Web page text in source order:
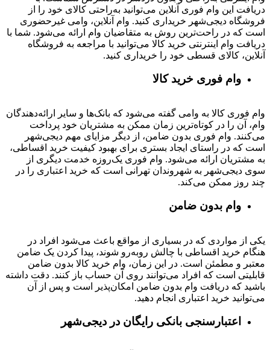
دریافت این وام فوری آنلاین می‌توانید به‌راحتی کالای خود را از
فروشگاه دیجی‌شهر خریداری کنید. وام آنلاین، وامی غیرحضوری
است که در راحت‌ترین روش به متقاضیان وام ارائه می‌شود. شما با
دریافت وام اینترنتی خرید کالا می‌توانید با مراجعه به فروشگاه
آنلاین، کالای قسطی خود را خریداری کنید.
وام فوری خرید کالا
وام فوری کالا به وامی گفته می‌شود که بانک‌ها و سایر ارائه‌دهندگان
وام، آن را در کوتاه‌ترین زمان ممکن به مشتریان خود پرداخت
می‌کنند. وام فوری بدون ضامن، از دیگر مزایای مهم دیجی‌شهر
است که در راستای ایجاد بستری برای بهبود کیفیت خرید اقساطی،
به مشتریان ارائه می‌شود. وام فوری یک‌روزه خدمت دیگری از
سوی دیجی‌شهر به شهروندان تهرانی است که خرید اعتباری را در
چند روز ممکن می‌کند.
وام بدون ضامن
یکی از مواردی که در بسیاری از مواقع باعث می‌شود افراد در
هنگام خرید اقساطی با چالش روبه‌رو شوند، پیدا کردن یک ضامن
معتبر و مطمئن است. در این زمان، وام خرید کالا بدون ضامن
قابلیتی است که افراد می‌توانند روی آن حساب باز کنند. دقت داشته
باشید که دریافت وام بدون ضامن امکان‌پذیر است و پس از آن
می‌توانید خرید اعتباری انجام دهید.
اعتبارسنجی بانکی رایگان در دیجی‌شهر